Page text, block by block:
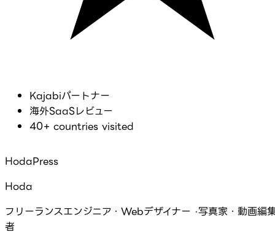
Kajabiパートナー
海外SaaSレビュー
40+ countries visited
HodaPress
Hoda
フリーランスエンジニア・Webデザイナー ·写真家・動画編
者